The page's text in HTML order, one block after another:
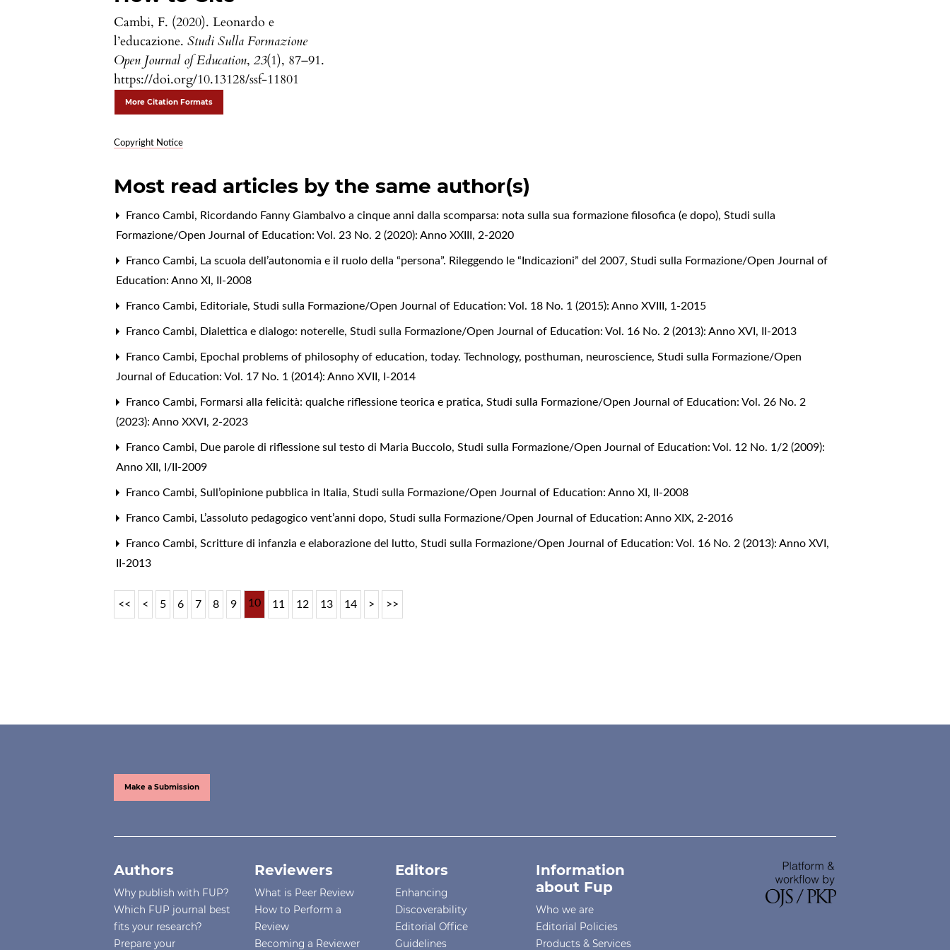
Cambi, F. (2020). Leonardo e
l’educazione.Studi Sulla Formazione
Open Journal of Education,23(1), 87–91.
https://doi.org/10.13128/ssf-11801
More Citation Formats
Copyright Notice
Most read articles by the same author(s)
Franco Cambi, Ricordando Fanny Giambalvo a cinque anni dalla scomparsa: nota sulla sua formazione filosofica (e dopo),Studi sulla
Formazione/Open Journal of Education: Vol. 23 No. 2 (2020): Anno XXIII, 2-2020
Franco Cambi, La scuola dell’autonomia e il ruolo della “persona”. Rileggendo le “Indicazioni” del 2007,Studi sulla Formazione/Open Journal of
Education: Anno XI, II-2008
Franco Cambi, Editoriale,Studi sulla Formazione/Open Journal of Education: Vol. 18 No. 1 (2015): Anno XVIII, 1-2015
Franco Cambi, Dialettica e dialogo: noterelle,Studi sulla Formazione/Open Journal of Education: Vol. 16 No. 2 (2013): Anno XVI, II-2013
Franco Cambi, Epochal problems of philosophy of education, today. Technology, posthuman, neuroscience,Studi sulla Formazione/Open
Journal of Education: Vol. 17 No. 1 (2014): Anno XVII, I-2014
Franco Cambi, Formarsi alla felicità: qualche riflessione teorica e pratica,Studi sulla Formazione/Open Journal of Education: Vol. 26 No. 2
(2023): Anno XXVI, 2-2023
Franco Cambi, Due parole di riflessione sul testo di Maria Buccolo,Studi sulla Formazione/Open Journal of Education: Vol. 12 No. 1/2 (2009):
Anno XII, I/II-2009
Franco Cambi,Sull’opinione pubblica in Italia,Studi sulla Formazione/Open Journal of Education: Anno XI, II-2008
Franco Cambi, L’assoluto pedagogico vent’anni dopo,Studi sulla Formazione/Open Journal of Education: Anno XIX, 2-2016
Franco Cambi,Scritture di infanzia e elaborazione del lutto,Studi sulla Formazione/Open Journal of Education: Vol. 16 No. 2 (2013): Anno XVI,
II-2013
<< < 5 6 7 8 9 10 11 12 13 14 > >>
Make a Submission
Authors
Why publish with FUP?
Which FUP journal best
fits your research?
Prepare your
Reviewers
What is Peer Review
How to Perform a
Review
Becoming a Reviewer
Editors
Enhancing
Discoverability
Editorial Office
Guidelines
Information
about Fup
Who we are
Editorial Policies
Products & Services